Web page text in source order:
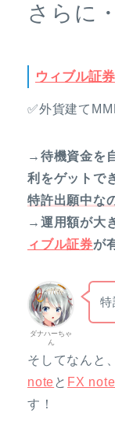
さらに
ウィブル証券
✅外貨建て
→待機資金を
利をゲットで
特許出願中な
→運用額が大
ィブル証券が
ダナハーちゃ
ん
特
そしてなんと
note と FX note
す！